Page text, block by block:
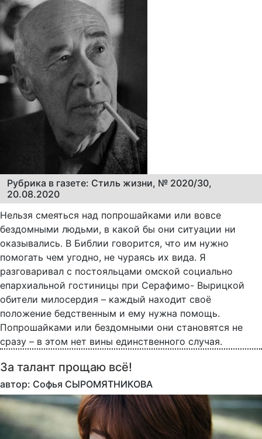
Рубрика в газете: Стиль жизни, № 2020/30,
20.08.2020
Нельзя смеяться над попрошайками или вовсе
бездомными людьми, в какой бы они ситуации ни
оказывались. В Библии говорится, что им нужно
помогать чем угодно, не чураясь их вида. Я
разговаривал с постояльцами омской социально
епархиальной гостиницы при Серафимо- Вырицкой
обители милосердия – каждый находит своё
положение бедственным и ему нужна помощь.
Попрошайками или бездомными они становятся не
сразу – в этом нет вины единственного случая.
За талант прощаю всё!
автор: Софья СЫРОМЯТНИКОВА